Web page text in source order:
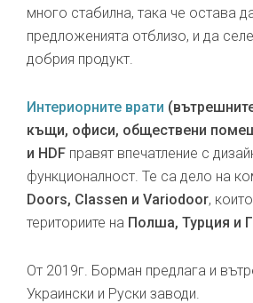
много стабилна, така че остава
предложенията отблизо, и да
добрия продукт.
Интериорните врати
къщи, офиси, обществени
и HDF правят впечатление с
функционалност. Те са дело на
Doors, Classen и Variodoor,
териториите на Полша, Турция и
От 2019г. Борман предлага и
Украински и Руски заводи.